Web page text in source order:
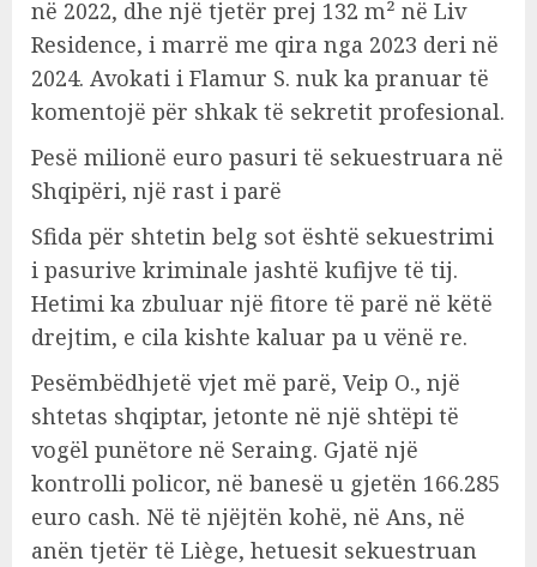
në 2022, dhe një tjetër prej 132 m² në Liv
Residence, i marrë me qira nga 2023 deri në
2024. Avokati i Flamur S. nuk ka pranuar të
komentojë për shkak të sekretit profesional.
Pesë milionë euro pasuri të sekuestruara në
Shqipëri, një rast i parë
Sfida për shtetin belg sot është sekuestrimi
i pasurive kriminale jashtë kufijve të tij.
Hetimi ka zbuluar një fitore të parë në këtë
drejtim, e cila kishte kaluar pa u vënë re.
Pesëmbëdhjetë vjet më parë, Veip O., një
shtetas shqiptar, jetonte në një shtëpi të
vogël punëtore në Seraing. Gjatë një
kontrolli policor, në banesë u gjetën 166.285
euro cash. Në të njëjtën kohë, në Ans, në
anën tjetër të Liège, hetuesit sekuestruan